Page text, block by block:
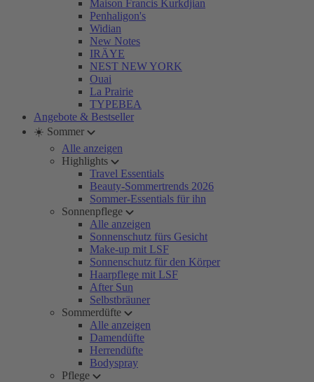
Maison Francis Kurkdjian
Penhaligon's
Widian
New Notes
IRÄYE
NEST NEW YORK
Ouai
La Prairie
TYPEBEA
Angebote & Bestseller
☀️ Sommer
Alle anzeigen
Highlights
Travel Essentials
Beauty-Sommertrends 2026
Sommer-Essentials für ihn
Sonnenpflege
Alle anzeigen
Sonnenschutz fürs Gesicht
Make-up mit LSF
Sonnenschutz für den Körper
Haarpflege mit LSF
After Sun
Selbstbräuner
Sommerdüfte
Alle anzeigen
Damendüfte
Herrendüfte
Bodyspray
Pflege